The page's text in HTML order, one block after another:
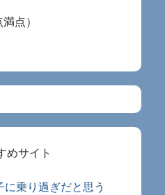
点）
めサイト
乗り過ぎだと思う